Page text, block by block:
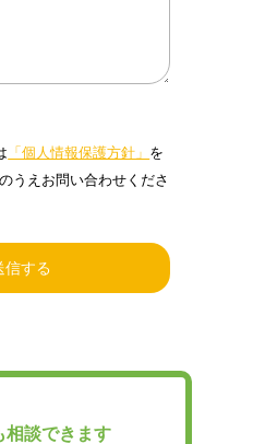
「個人情報保護方針」 を
うえお問い合わせくださ
相談できます